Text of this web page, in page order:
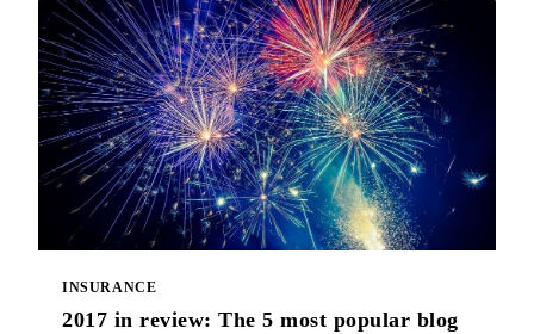
INSURANCE
2017 in review: The 5 most popular blog